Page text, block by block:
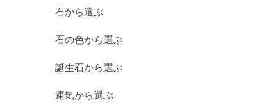
石から選ぶ
石の色から選ぶ
誕生石から選ぶ
運気から選ぶ